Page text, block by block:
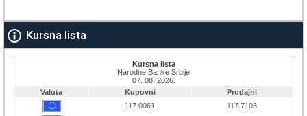
Kursna lista